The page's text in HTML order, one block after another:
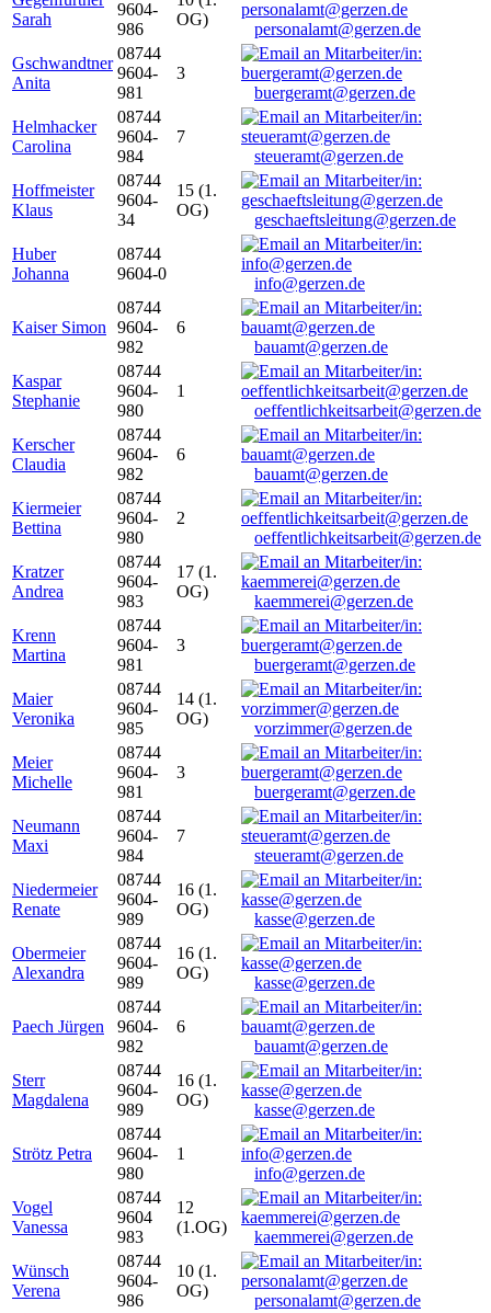
Sarah
9604-
986
OG)
personalamt@gerzen.de
Gschwandtner
Anita
08744
9604-
981
3
buergeramt@gerzen.de
Helmhacker
Carolina
08744
9604-
984
7
steueramt@gerzen.de
Hoffmeister
Klaus
08744
9604-
34
15 (1.
OG)
geschaeftsleitung@gerzen.de
Huber
Johanna
08744
9604-0
info@gerzen.de
Kaiser Simon
08744
9604-
982
6
bauamt@gerzen.de
Kaspar
Stephanie
08744
9604-
980
1
oeffentlichkeitsarbeit@gerzen.de
Kerscher
Claudia
08744
9604-
982
6
bauamt@gerzen.de
Kiermeier
Bettina
08744
9604-
980
2
oeffentlichkeitsarbeit@gerzen.de
Kratzer
Andrea
08744
9604-
983
17 (1.
OG)
kaemmerei@gerzen.de
Krenn
Martina
08744
9604-
981
3
buergeramt@gerzen.de
Maier
Veronika
08744
9604-
985
14 (1.
OG)
vorzimmer@gerzen.de
Meier
Michelle
08744
9604-
981
3
buergeramt@gerzen.de
Neumann
Maxi
08744
9604-
984
7
steueramt@gerzen.de
Niedermeier
Renate
08744
9604-
989
16 (1.
OG)
kasse@gerzen.de
Obermeier
Alexandra
08744
9604-
989
16 (1.
OG)
kasse@gerzen.de
Paech Jürgen
08744
9604-
982
6
bauamt@gerzen.de
Sterr
Magdalena
08744
9604-
989
16 (1.
OG)
kasse@gerzen.de
Strötz Petra
08744
9604-
980
1
info@gerzen.de
Vogel
Vanessa
08744
9604
983
12
(1.OG)
kaemmerei@gerzen.de
Wünsch
Verena
08744
9604-
986
10 (1.
OG)
personalamt@gerzen.de